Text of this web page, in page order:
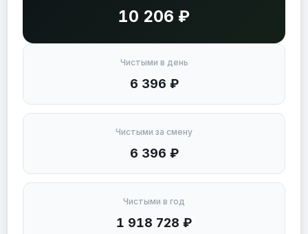
10 206 ₽
Чистыми в день
6 396 ₽
Чистыми за смену
6 396 ₽
Чистыми в год
1 918 728 ₽